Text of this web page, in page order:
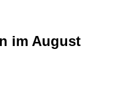
im August